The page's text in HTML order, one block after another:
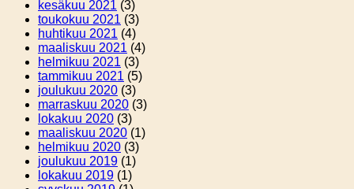
kesäkuu 2021 (3)
toukokuu 2021 (3)
huhtikuu 2021 (4)
maaliskuu 2021 (4)
helmikuu 2021 (3)
tammikuu 2021 (5)
joulukuu 2020 (3)
marraskuu 2020 (3)
lokakuu 2020 (3)
maaliskuu 2020 (1)
helmikuu 2020 (3)
joulukuu 2019 (1)
lokakuu 2019 (1)